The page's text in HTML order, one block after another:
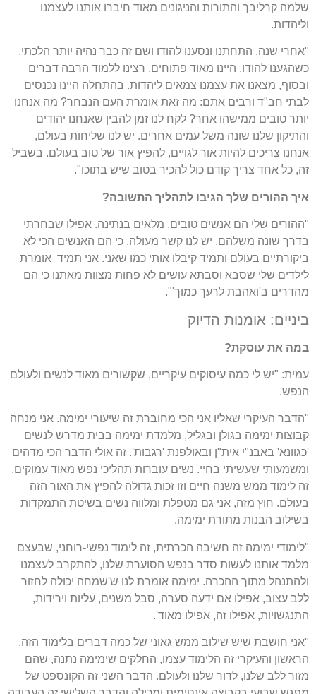
שלמה קרליבך והתורות והניגונים מאוד חיברו אותנו לעצמנו
וליהדות.
"אחרי שנה, התחתנו ונסענו להודו ושם זה כבר נהיה יותר הלכתי.
כשהגענו להודו, היינו מאוד פתוחים, רצינו ללמוד הרבה דברים
ובסוף, מצאנו את עצמנו צמאים ליהדות. בהתחלה היינו נכנסים
לבתי חב"ד ורבים אתם: מה זאת אומרת העם הנבחר? מה אנחנו
יותר טובים ממישהו אחר? לקח לנו זמן להבין שאנחנו יהודים
והתיקון שלנו שונה משל עמים אחרים. יש לנו שליחות בעולם,
אנחנו צריכים להיות אור לגויים, להפיץ אור של טוב בעולם. בשביל
זה, כל אחד צריך קודם כול להכיר בטוב שיש בתוכו".
איך ההורים שלך הגיבו לתהליך התשובה?
"ההורים שלי הם אנשים טובים, מלאים בנתינה. אפילו שבחרתי
בדרך שונה משלהם, יש לנו קשר מעולה, כי הם האנשים הכי לא
ביקורתיים בעולם ותמיד קיבלו אותי כמו שאני. אני תמיד אומרת
לילדים שלי שסבא וסבתא עושים לא פחות מצוות מאתנו כי הם
מהדרים ב'ואהבת לרעך כמוך'".
ביניים: אומנות הדיוק
במה את עוסקת?
עמית: "יש לי כמה עיסוקים עיקריים, שקשורים מאוד לנשים ולעולם
הנפש.
"הדבר העיקרי שאליו אני הכי מחוברת זה שיעורי ימימה. אני מנחה
קבוצות ימימה בגולן ובגליל, מלמדת ימימה בבית מדרש לנשים
'כגוונא' באבנ"י אית"ן ובאולפנת 'רגבות'. זה אולי הדבר הכי מדהים
ומשמעותי שעשיתי בחיי. נשים עוברות תהליכי נפש מאוד עמוקים,
זה לימוד ממש משנה חיים וזו זכות גדולה להפיץ את האור הזה
בעולם. חוץ מזה, אני גם מטפלת ומלווה נשים בשיטת התמקדות
בשילוב הבנות מתורת ימימה.
"לימודי ימימה זה חשיבה הכרתית, זה לימוד נפשי-רוחני, שבעצם
מלמד אותנו לעשות סדר בנפש הסוערת שלנו, להתקרב לעצמנו
ולהתנהל מתוך ההכרה. ימימה אומרת לנו ש'שמחה יכולה לחזור
ללב עצוב, אפילו אם ידעה סערה, סבל משנים, עליות וירידות,
התנגשויות, אפילו זה, אפילו מאוד'.
"אני חושבת שיש שילוב ממש גאוני של כמה דברים בלימוד הזה.
הראשון והעיקרי זה הלימוד עצמו, החלקים שימימה נתנה, שהם
מזור ללב שלנו, לדור שלנו ולעולם. הדבר השני זה הקונספט של